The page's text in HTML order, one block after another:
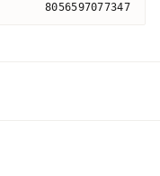
8056597077347